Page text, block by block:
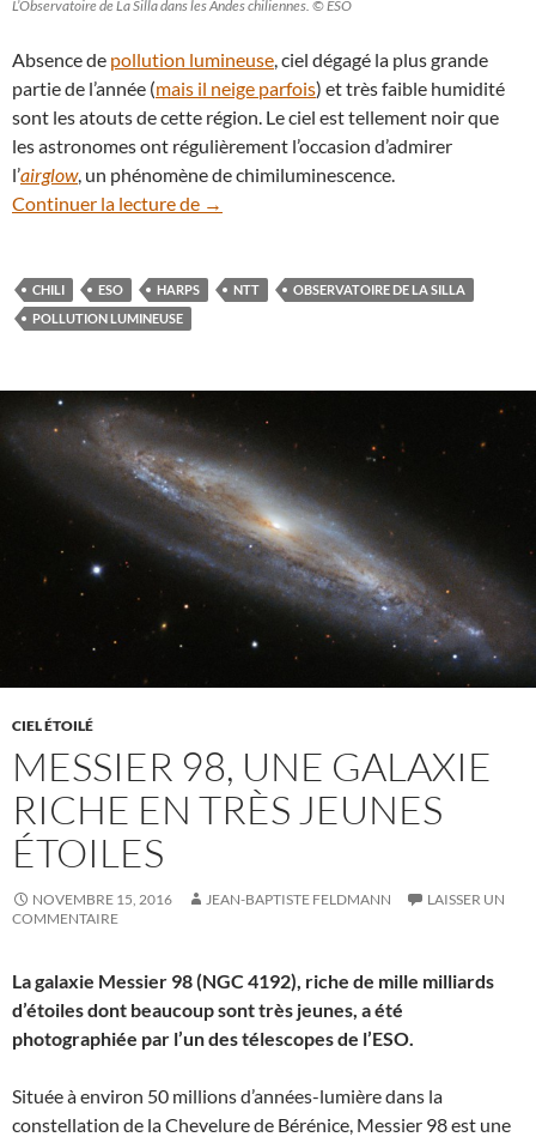
L’Observatoire de La Silla dans les Andes chiliennes. © ESO
Absence de pollution lumineuse, ciel dégagé la plus grande
partie de l’année (mais il neige parfois) et très faible humidité
sont les atouts de cette région. Le ciel est tellement noir que
les astronomes ont régulièrement l’occasion d’admirer
l’airglow, un phénomène de chimiluminescence.
Continuer la lecture de L’ESO fête les 50 ans de son
→
CHILI ESO HARPS NTT
OBSERVATOIRE DE LA SILLA
POLLUTION LUMINEUSE
CIEL ÉTOILÉ
MESSIER 98, UNE GALAXIE
RICHE EN TRÈS JEUNES
ÉTOILES
NOVEMBRE 15, 2016 JEAN-BAPTISTE FELDMANN
LAISSER UN
COMMENTAIRE
La galaxie Messier 98 (NGC 4192), riche de mille milliards
d’étoiles dont beaucoup sont très jeunes, a été
photographiée par l’un des télescopes de l’ESO.
Située à environ 50 millions d’années-lumière dans la
constellation de la Chevelure de Bérénice, Messier 98 est une